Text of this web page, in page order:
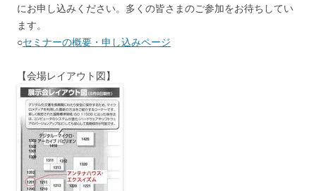
にお申し込みください。多くの皆さまのご参加をお待ちしてい
ます。
○セミナーの概要・申し込みページ
【会場レイアウト図】